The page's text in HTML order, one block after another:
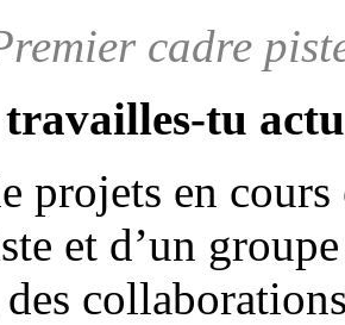
cadre
tu
projets en
et d’un